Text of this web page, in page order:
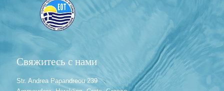
Свяжитесь с нами
Str. Andrea Papandreou 239